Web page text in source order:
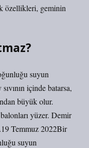
özellikleri, geminin
suyun
içinde batarsa,
büyük olur.
yüzer. Demir
Temmuz 2022Bir
suyun